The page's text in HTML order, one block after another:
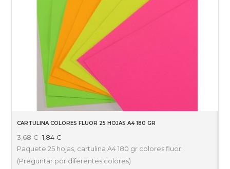
CARTULINA COLORES FLUOR 25 HOJAS A4 180 GR
3,68€ El
precio
era:
1,84€El
precio
es:
Paquete 25 hojas, cartulina A4 180 gr colores fluor.
(Preguntar por diferentes colores)